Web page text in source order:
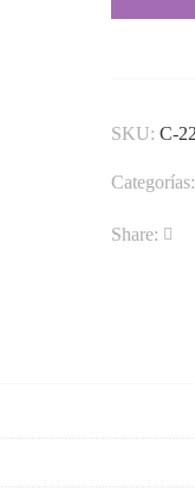
SKU:C-22
Share: